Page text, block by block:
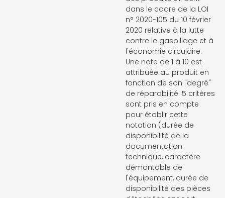
dans le cadre de la LOI
n° 2020-105 du 10 février
2020 relative à la lutte
contre le gaspillage et à
l'économie circulaire.
Une note de 1 à 10 est
attribuée au produit en
fonction de son "degré"
de réparabilité. 5 critères
sont pris en compte
pour établir cette
notation (durée de
disponibilité de la
documentation
technique, caractère
démontable de
l'équipement, durée de
disponibilité des pièces